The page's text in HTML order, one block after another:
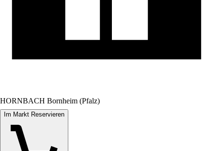
HORNBACH Bornheim (Pfalz)
Im Markt Reservieren